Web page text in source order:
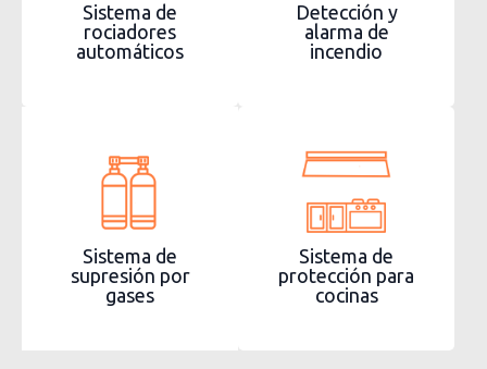
Sistema de
rociadores
automáticos
Detección y
alarma de
incendio
Sistema de
supresión por
gases
Sistema de
protección para
cocinas